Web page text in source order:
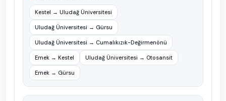
Kestel → Uludağ Üniversitesi
Uludağ Üniversitesi → Gürsu
Uludağ Üniversitesi → Cumalıkızık-Değirmenönü
Emek → Kestel Uludağ Üniversitesi → Otosansit
Emek → Gürsu